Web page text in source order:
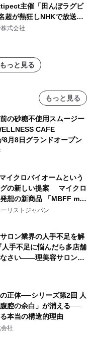
主催「田んぼラグビ
超が熱狂しNHKで放送さ
式会社
っと見る
もっと見る
の砂糖不使用スムージー
CAFE
8月8日グランドオープン
イクロバイオームという
グの新しい提案 マイクロ
想の新商品 「MBFF mb
PRO」を2026年8月6日
リストジャパン
サロン業界の人手不足を解
手不足に悩んだら多店舗
なさい――理美容サロン
」の教科書』2026年8月
売
正体──シリーズ第2回 人
腔の余白」が消える──
本当の構造的理由
社